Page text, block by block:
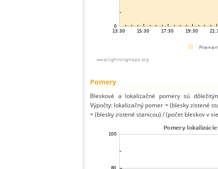
Pomery
Bleskové a lokalizačné pomery sú
Výpočty: lokalizačný pomer = (blesky zistené
= (blesky zistené stanicou) / (počet bleskov v